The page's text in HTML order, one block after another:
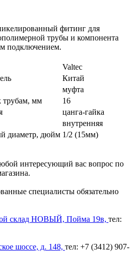
фитинг для
трубы и компонента
подключением.
Valtec
Китай
муфта
трубам, мм
16
цанга-гайка
внутренняя
диаметр, дюйм 1/2 (15мм)
интересующий вас вопрос по
специалисты обязательно
склад НОВЫЙ, Пойма 19в, тел:
шоссе, д. 148, тел: +7 (3412) 907-